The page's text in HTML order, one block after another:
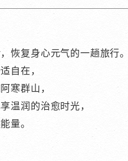
恢复身心元气的一趟旅行。
自在，
寒群山，
温润的治愈时光，
量。